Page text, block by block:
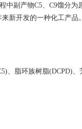
中副产物C5、C9馏分
来新开发的一种化工产品
、脂环族树脂(DCPD)